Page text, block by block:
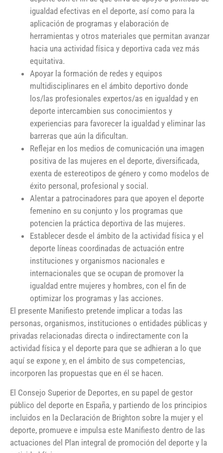
igualdad efectivas en el deporte, así como para la
aplicación de programas y elaboración de
herramientas y otros materiales que permitan avanzar
hacia una actividad física y deportiva cada vez más
equitativa.
Apoyar la formación de redes y equipos
multidisciplinares en el ámbito deportivo donde
los/las profesionales expertos/as en igualdad y en
deporte intercambien sus conocimientos y
experiencias para favorecer la igualdad y eliminar las
barreras que aún la dificultan.
Reflejar en los medios de comunicación una imagen
positiva de las mujeres en el deporte, diversificada,
exenta de estereotipos de género y como modelos de
éxito personal, profesional y social.
Alentar a patrocinadores para que apoyen el deporte
femenino en su conjunto y los programas que
potencien la práctica deportiva de las mujeres.
Establecer desde el ámbito de la actividad física y el
deporte líneas coordinadas de actuación entre
instituciones y organismos nacionales e
internacionales que se ocupan de promover la
igualdad entre mujeres y hombres, con el fin de
optimizar los programas y las acciones.
El presente Manifiesto pretende implicar a todas las
personas, organismos, instituciones o entidades públicas y
privadas relacionadas directa o indirectamente con la
actividad física y el deporte para que se adhieran a lo que
aquí se expone y, en el ámbito de sus competencias,
incorporen las propuestas que en él se hacen.
El Consejo Superior de Deportes, en su papel de gestor
público del deporte en España, y partiendo de los principios
incluidos en la Declaración de Brighton sobre la mujer y el
deporte, promueve e impulsa este Manifiesto dentro de las
actuaciones del Plan integral de promoción del deporte y la